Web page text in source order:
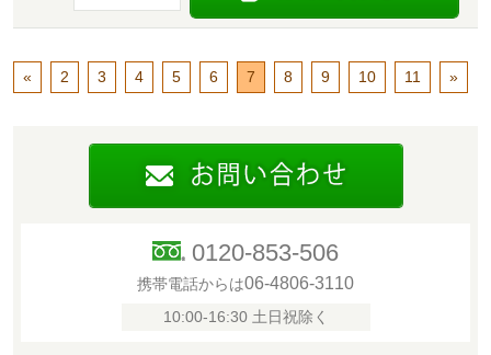
« 2 3 4 5 6 7 8 9 10 11 »
0120-853-506
携帯電話からは06-4806-3110
10:00-16:30 土日祝除く